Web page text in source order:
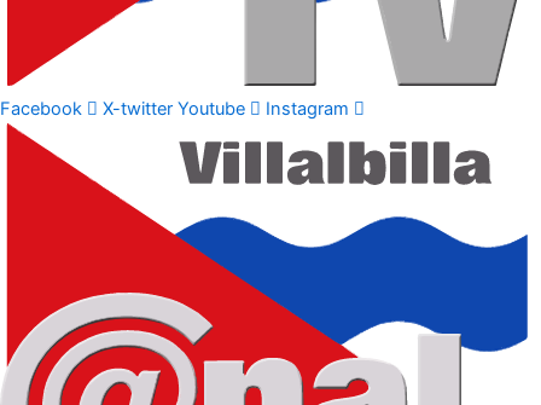
Facebook X-twitter Youtube Instagram